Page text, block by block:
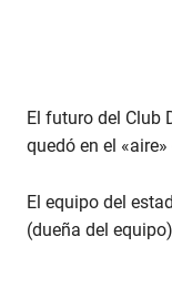
El futuro del Club
quedó en el
El equipo del
(dueña del